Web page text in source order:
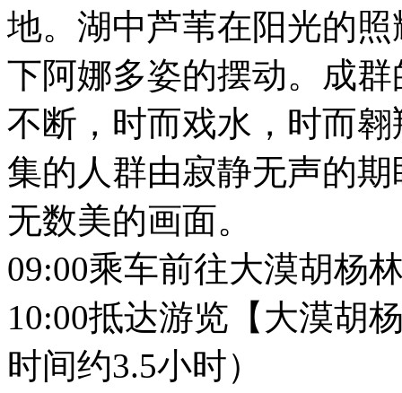
地。湖中芦苇在阳光的
下阿娜多姿的摆动。成
不断，时而戏水，时而
集的人群由寂静无声的
无数美的画面。
09:00乘车前往大漠胡杨
10:00抵达游览【大漠胡
时间约3.5小时）